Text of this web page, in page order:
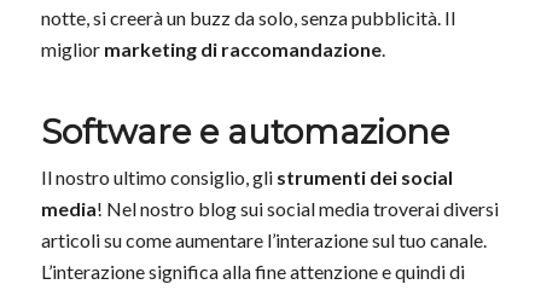
notte, si creerà un buzz da solo, senza pubblicità. Il
miglior marketing di raccomandazione.
Software e automazione
Il nostro ultimo consiglio, gli strumenti dei social
media! Nel nostro blog sui social media troverai diversi
articoli su come aumentare l’interazione sul tuo canale.
L’interazione significa alla fine attenzione e quindi di